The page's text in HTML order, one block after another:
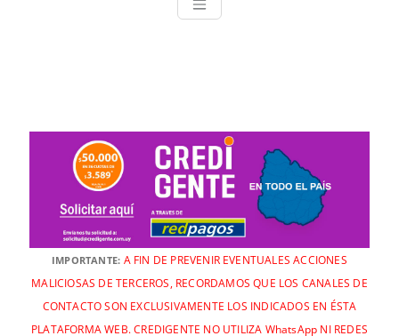
IMPORTANTE: A FIN DE PREVENIR EVENTUALES ACCIONES
MALICIOSAS DE TERCEROS, RECORDAMOS QUE LOS CANALES DE
CONTACTO SON EXCLUSIVAMENTE LOS INDICADOS EN ÉSTA
PLATAFORMA WEB. CREDIGENTE NO UTILIZA WhatsApp NI REDES